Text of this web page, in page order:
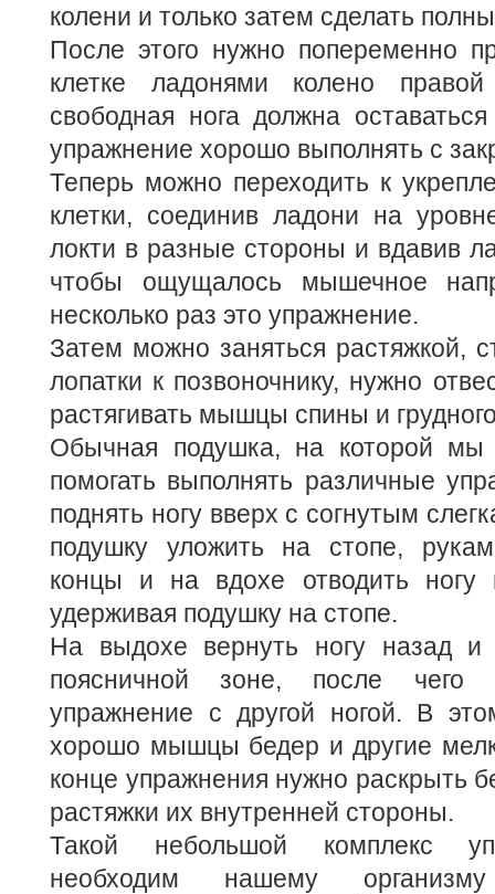
колени и только затем сделать
После этого нужно попеременно
клетке ладонями колено
свободная нога должна
упражнение хорошо выполнять с
Теперь можно переходить к
клетки, соединив ладони на
локти в разные стороны и вдавив
чтобы ощущалось мышечное
несколько раз это упражнение.
Затем можно заняться растяжкой,
лопатки к позвоночнику, нужно
растягивать мышцы спины и
Обычная подушка, на которой
помогать выполнять различные
поднять ногу вверх с согнутым
подушку уложить на стопе,
концы и на вдохе отводить ногу
удерживая подушку на стопе.
На выдохе вернуть ногу назад и
поясничной зоне, после чего
упражнение с другой ногой. В
хорошо мышцы бедер и другие
конце упражнения нужно раскрыть
растяжки их внутренней стороны.
Такой небольшой комплекс
необходим нашему